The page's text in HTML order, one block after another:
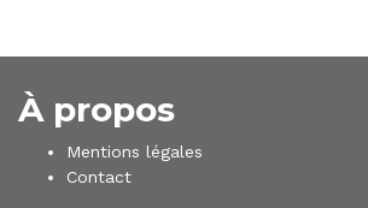
À propos
Mentions légales
Contact